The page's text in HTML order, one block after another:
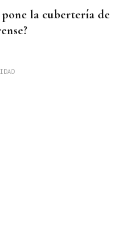
pone la cubertería de